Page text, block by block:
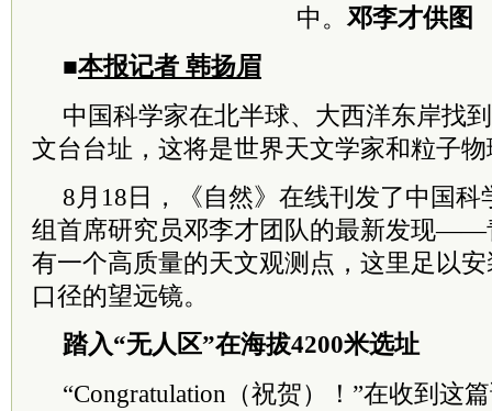
中。 邓李才供图
■本报记者 韩扬眉
中国科学家在北半球、大西洋东岸找
文台台址，这将是世界天文学家和粒子物
8月18日，《自然》在线刊发了中国
组首席研究员邓李才团队的最新发现——
有一个高质量的天文观测点，这里足以
口径的望远镜。
踏入“无人区”在海拔4200米选址
“Congratulation（祝贺）！”在收到这